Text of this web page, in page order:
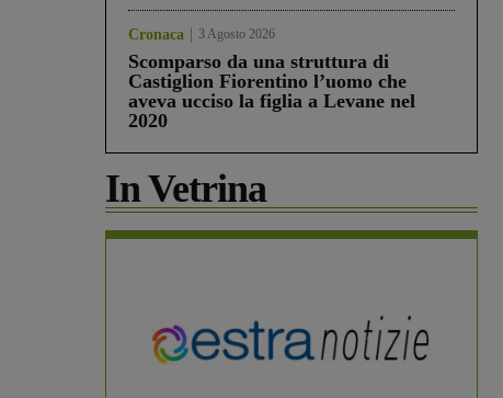
Cronaca 3 Agosto 2026
Scomparso da una struttura di
Castiglion Fiorentino l’uomo che
aveva ucciso la figlia a Levane nel
2020
In Vetrina